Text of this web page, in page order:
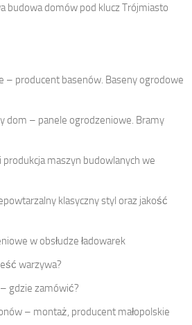
budowa domów pod klucz Trójmiasto
– producent basenów. Baseny ogrodowe
dom – panele ogrodzeniowe. Bramy
maszyn budowlanych we
klasyczny styl oraz jakość
w obsłudze ładowarek
warzywa?
gdzie zamówić?
– montaż, producent małopolskie